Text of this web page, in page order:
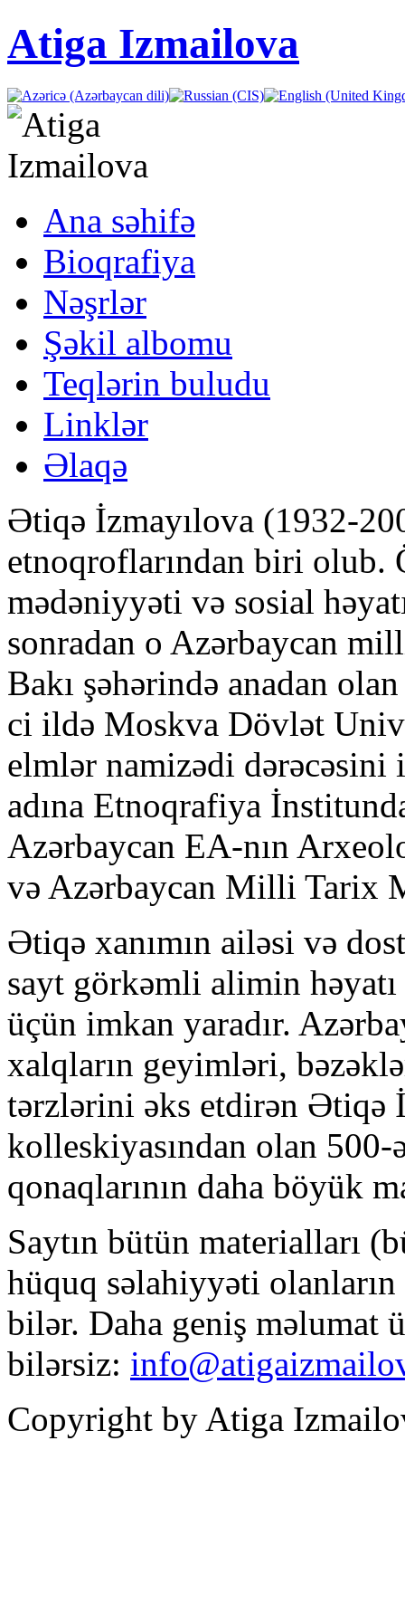
Atiga Izmailova
Ana səhifə
Bioqrafiya
Nəşrlər
Şəkil albomu
Teqlərin buludu
Linklər
Əlaqə
Ətiqə İzmayılova (1932-
etnoqroflarından biri olub.
mədəniyyəti və sosial
sonradan o Azərbaycan
Bakı şəhərində anadan
ci ildə Moskva Dövlət
elmlər namizədi
adına Etnoqrafiya
Azərbaycan EA-nın
və Azərbaycan Milli Tarix
Ətiqə xanımın ailəsi və
sayt görkəmli alimin həyatı
üçün imkan yaradır.
xalqların geyimləri,
tərzlərini əks etdirən Ətiqə
kolleskiyasından olan 500-
qonaqlarının daha böyük
Saytın bütün materialları
hüquq səlahiyyəti
bilər. Daha geniş məlumat
bilərsiz:
Copyright by Atiga